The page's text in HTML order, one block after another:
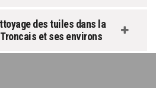
des tuiles dans la
et ses environs